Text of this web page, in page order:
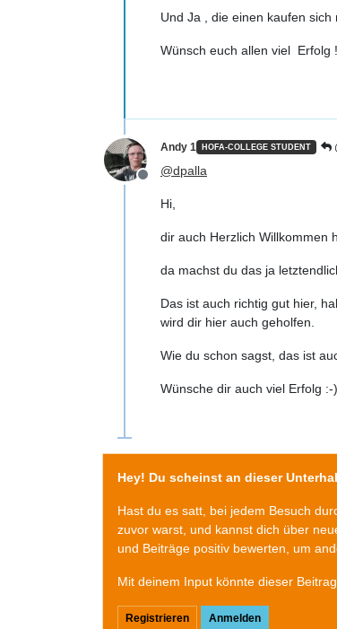
Und Ja , die einen kaufen
Wünsch euch allen viel Erfolg !
Offline
Andy 1 HOFA-COLLEGE STUDENT
@dpalla
Hi,
dir auch Herzlich Willkommen
da machst du das ja
Das ist auch richtig gut hier,
wird dir hier auch geholfen.
Wie du schon sagst, das ist
Wünsche dir auch viel Erfolg :-)
Hey! Du scheinst an dieser
Hast du es satt, bei jedem Besuch
zuvor warst, und kannst dich über
und Beiträge positiv bewerten, um
Mit deinem Input könnte dieser
Registrieren Anmelden